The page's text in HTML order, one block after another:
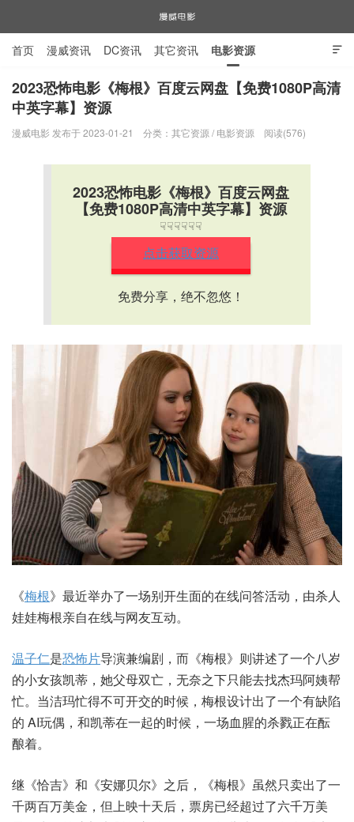
漫威电影

首页 漫威资讯 DC资讯 其它资讯 电影资源
电视剧资源 漫威图片
2023恐怖电影《梅根》百度云网盘【免费1080P高清
中英字幕】资源
漫威电影 发布于 2023-01-21 分类： 其它资源 / 电影资源 阅读(576)
2023恐怖电影《梅根》百度云网盘
【免费1080P高清中英字幕】资源
☟☟☟☟☟☟
点击获取资源
免费分享，绝不忽悠！
《梅根》最近举办了一场别开生面的在线问答活动，由杀人
娃娃梅根亲自在线与网友互动。
温子仁是恐怖片导演兼编剧，而《梅根》则讲述了一个八岁
的小女孩凯蒂，她父母双亡，无奈之下只能去找杰玛阿姨帮
忙。当洁玛忙得不可开交的时候，梅根设计出了一个有缺陷
的 AI玩偶，和凯蒂在一起的时候，一场血腥的杀戮正在酝
酿着。
继《恰吉》和《安娜贝尔》之后，《梅根》虽然只卖出了一
千两百万美金，但上映十天后，票房已经超过了六千万美